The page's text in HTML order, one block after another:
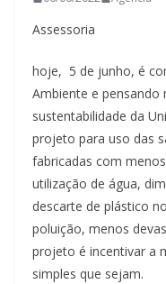
Assessoria
hoje, 5 de junho, é
Ambiente e
sustentabilidade da
projeto para uso das
fabricadas com
utilização de água,
descarte de plástico
poluição, menos
projeto é incentivar a
simples que sejam.